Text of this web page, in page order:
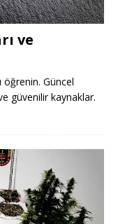
ve
öğrenin. Güncel
güvenilir kaynaklar.